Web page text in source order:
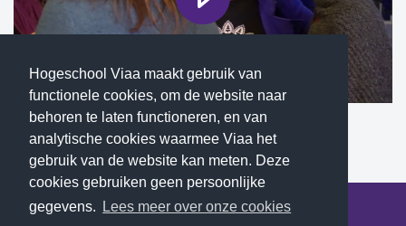
Hogeschool Viaa maakt gebruik van
functionele cookies, om de website naar
behoren te laten functioneren, en van
analytische cookies waarmee Viaa het
gebruik van de website kan meten. Deze
cookies gebruiken geen persoonlijke
gegevens.
Lees meer over onze cookies
Fragment van het debat op RTV Focus Zwolle